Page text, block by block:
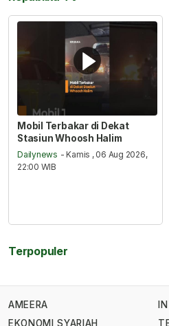
Mobil Terbakar di Dekat
Stasiun Whoosh Halim
Dailynews - Kamis , 06 Aug 2026,
22:00 WIB
Terpopuler
AMEERA
EKONOMI SYARIAH